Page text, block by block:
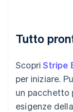
Tutto
ScopriStripe
per iniziare.
un pacchetto
esigenze
Français
English简体中文
Malta
Messico
EspañolEnglish